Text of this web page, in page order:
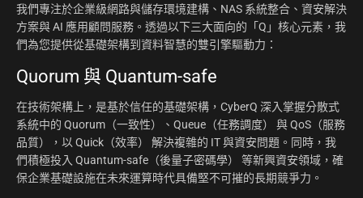
我們專注於企業級網路與儲存環境建構、NAS 系統整合、資安解決
方案與 AI 應用顧問服務。透過以下三大面向的「Q」核心元素，我
們為您提供從基礎架構到資料智慧的雙引擎驅動力：
Quorum 與 Quantum-safe
在技術架構上，是基於信任的基礎架構，CyberQ 深入掌握分散式
系統中的 Quorum（一致性）、Queue（任務調度） 與 QoS（服務
品質），以 Quick（效率） 解決複雜的 IT 與資安問題。同時，我
們積極投入 Quantum-safe（後量子密碼學） 等新興資安領域，確
保企業基礎設施在未來運算時代具備堅不可摧的長期競爭力。